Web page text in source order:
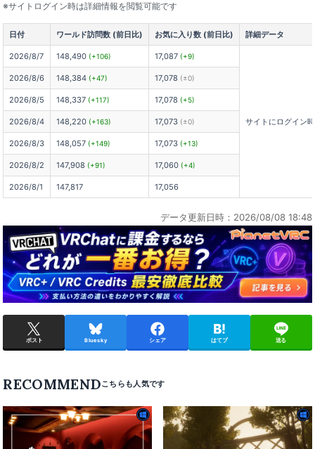
※サイトログイン時は詳細情報を閲覧可能です
日付 ワールド訪問数 (前日比) お気に入り数 (前日比) 詳細データ
2026/8/7 148,490 (+106) 17,087 (+9)
サイトにログイン
2026/8/6 148,384 (+47) 17,078 (±0)
2026/8/5 148,337 (+117) 17,078 (+5)
2026/8/4 148,220 (+163) 17,073 (±0)
2026/8/3 148,057 (+149) 17,073 (+13)
2026/8/2 147,908 (+91) 17,060 (+4)
2026/8/1 147,817 17,056
データ更新日時：2026/08/08 18:48
ポスト Bluesky シェア はてブ 送る
RECOMMEND